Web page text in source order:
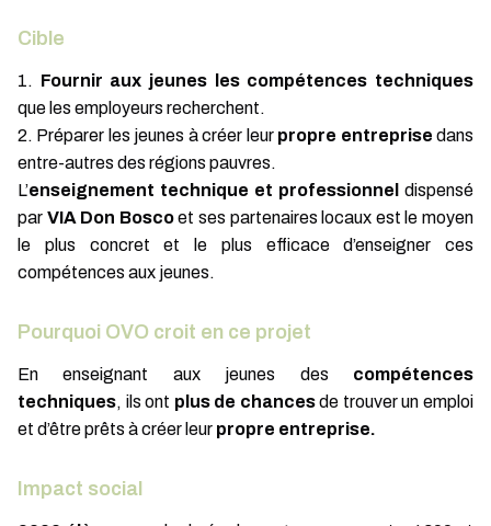
Cible
1. Fournir aux jeunes les compétences techniques
que les employeurs recherchent.
2. Préparer les jeunes à créer leur propre entreprisedans
entre-autres des régions pauvres.
L’enseignement technique et professionnel dispensé
par VIA Don Boscoet ses partenaires locaux est le moyen
le plus concret et le plus efficace d’enseigner ces
compétences aux jeunes.
Pourquoi OVO croit en ce projet
En enseignant aux jeunes des compétences
techniques, ils ont plus de chancesde trouver un emploi
et d’être prêts à créer leur propre entreprise.
Impact social